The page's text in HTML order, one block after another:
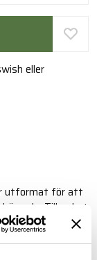
eller
utformat för att
Tillverkat
passform